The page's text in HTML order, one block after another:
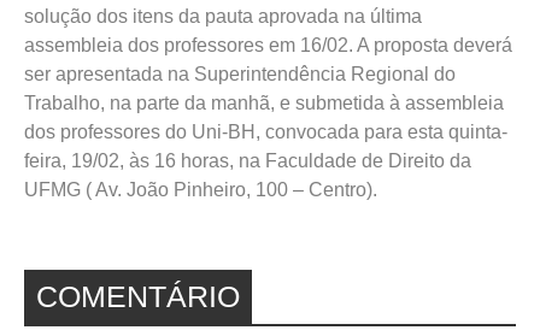
solução dos itens da pauta aprovada na última
assembleia dos professores em 16/02. A proposta deverá
ser apresentada na Superintendência Regional do
Trabalho, na parte da manhã, e submetida à assembleia
dos professores do Uni-BH, convocada para esta quinta-
feira, 19/02, às 16 horas, na Faculdade de Direito da
UFMG ( Av. João Pinheiro, 100 – Centro).
COMENTÁRIO